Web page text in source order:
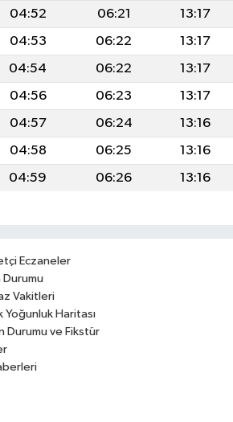
04:52 06:21 13:17
04:53 06:22 13:17
04:54 06:22 13:17
04:56 06:23 13:17
04:57 06:24 13:16
04:58 06:25 13:16
04:59 06:26 13:16
Eczaneler
Durumu
Vakitleri
Yoğunluk Haritası
Durumu ve Fikstür